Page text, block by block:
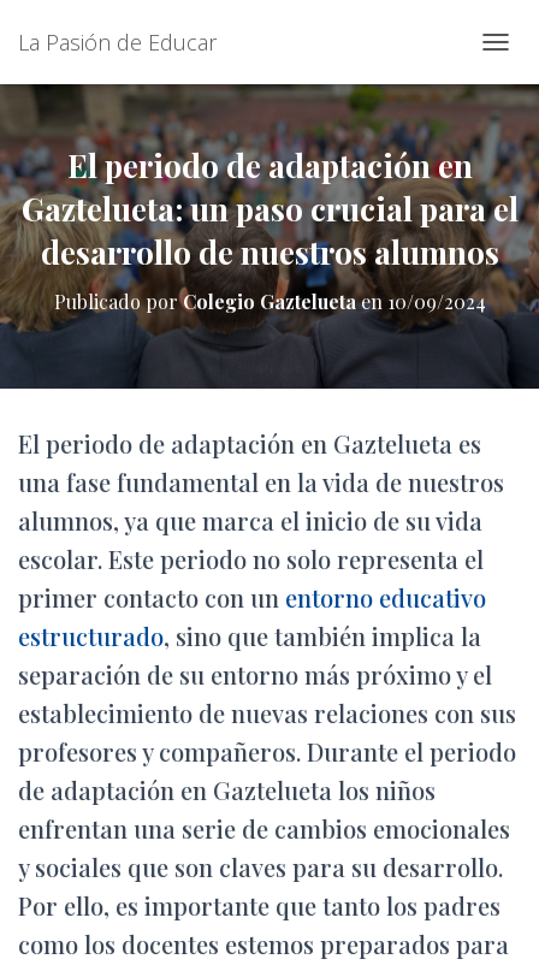
La Pasión de Educar
A
M
B
I
A
R
M
O
D
D
E
C
El periodo de adaptación en
Gaztelueta: un paso crucial para el
desarrollo de nuestros alumnos
Publicado porColegio Gazteluetaen 10/09/2024
El periodo de adaptación en Gaztelueta es
una fase fundamental en la vida de nuestros
alumnos, ya que marca el inicio de su vida
escolar. Este periodo no solo representa el
primer contacto con un entorno educativo
estructurado, sino que también implica la
separación de su entorno más próximo y el
establecimiento de nuevas relaciones con sus
profesores y compañeros. Durante el periodo
de adaptación en Gaztelueta los niños
enfrentan una serie de cambios emocionales
y sociales que son claves para su desarrollo.
Por ello, es importante que tanto los padres
como los docentes estemos preparados para